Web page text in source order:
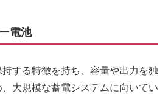
電池
する特徴を持ち、容量や出力を独
大規模な蓄電システムに向いてい